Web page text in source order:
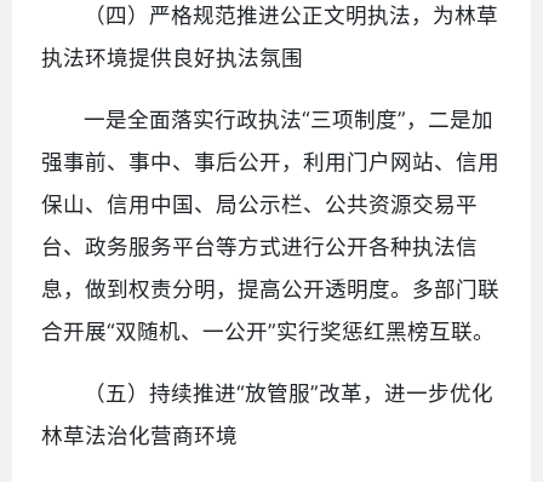
（四）严格规范推进公正文明执法，为林草
执法环境提供良好执法氛围
一是全面落实行政执法“三项制度”，二是加
强事前、事中、事后公开，利用门户网站、信用
保山、信用中国、局公示栏、公共资源交易平
台、政务服务平台等方式进行公开各种执法信
息，做到权责分明，提高公开透明度。多部门联
合开展“双随机、一公开”实行奖惩红黑榜互联。
（五）持续推进“放管服”改革，进一步优化
林草法治化营商环境